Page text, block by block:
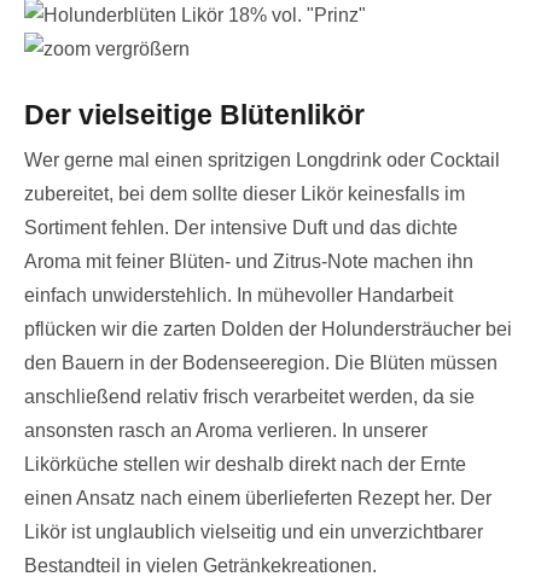
vergrößern
Der vielseitige Blütenlikör
Wer gerne mal einen spritzigen Longdrink oder Cocktail
zubereitet, bei dem sollte dieser Likör keinesfalls im
Sortiment fehlen. Der intensive Duft und das dichte
Aroma mit feiner Blüten- und Zitrus-Note machen ihn
einfach unwiderstehlich. In mühevoller Handarbeit
pflücken wir die zarten Dolden der Holundersträucher bei
den Bauern in der Bodenseeregion. Die Blüten müssen
anschließend relativ frisch verarbeitet werden, da sie
ansonsten rasch an Aroma verlieren. In unserer
Likörküche stellen wir deshalb direkt nach der Ernte
einen Ansatz nach einem überlieferten Rezept her. Der
Likör ist unglaublich vielseitig und ein unverzichtbarer
Bestandteil in vielen Getränkekreationen.